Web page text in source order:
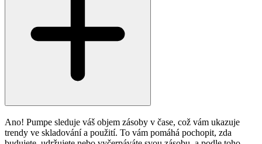
Ano! Pumpe sleduje váš objem zásoby v čase, což vám ukazuje
trendy ve skladování a použití. To vám pomáhá pochopit, zda